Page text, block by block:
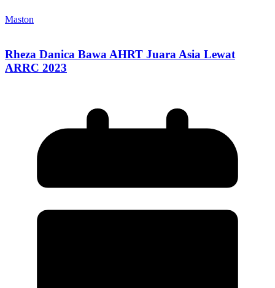
Maston
Rheza Danica Bawa AHRT Juara Asia Lewat
ARRC 2023